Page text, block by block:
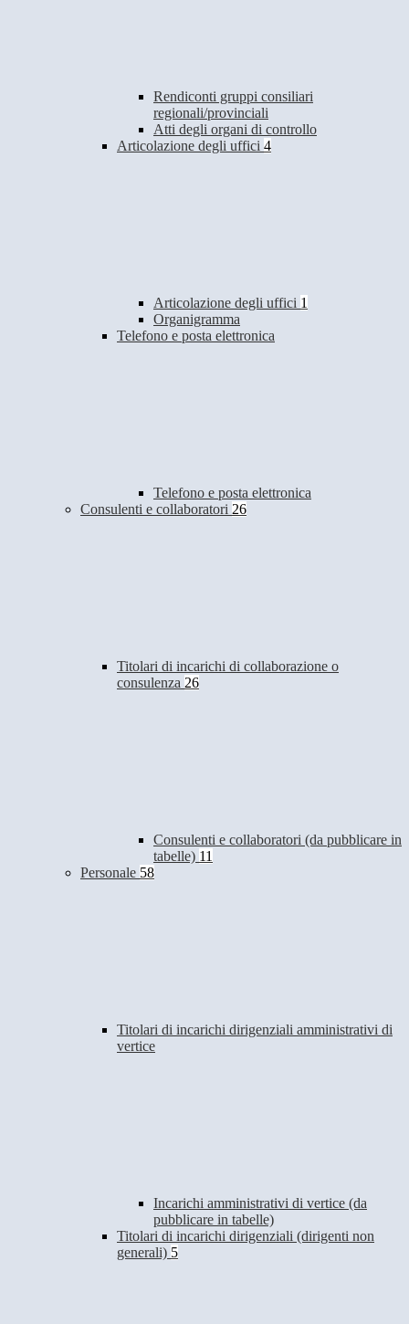
Rendiconti gruppi consiliari
regionali/provinciali
Atti degli organi di controllo
Articolazione degli uffici 4
Articolazione degli uffici 1
Organigramma
Telefono e posta elettronica
Telefono e posta elettronica
Consulenti e collaboratori 26
Titolari di incarichi di collaborazione o
consulenza 26
Consulenti e collaboratori (da pubblicare in
tabelle) 11
Personale 58
Titolari di incarichi dirigenziali amministrativi di
vertice
Incarichi amministrativi di vertice (da
pubblicare in tabelle)
Titolari di incarichi dirigenziali (dirigenti non
generali) 5